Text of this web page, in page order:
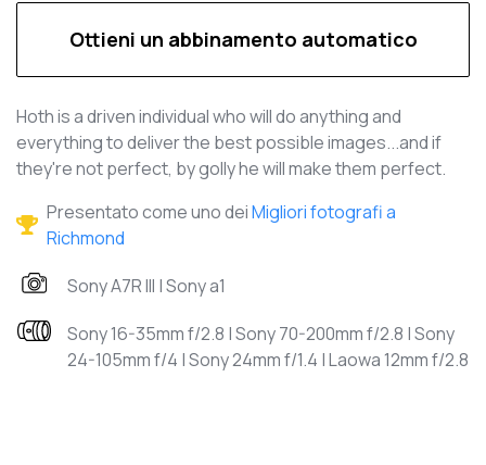
Ottieni un abbinamento automatico
Hoth is a driven individual who will do anything and
everything to deliver the best possible images...and if
they're not perfect, by golly he will make them perfect.
Presentato come uno deiMigliori fotografi a
Richmond
Sony A7R III | Sony a1
Sony 16-35mm f/2.8 | Sony 70-200mm f/2.8 | Sony
24-105mm f/4 | Sony 24mm f/1.4 | Laowa 12mm f/2.8